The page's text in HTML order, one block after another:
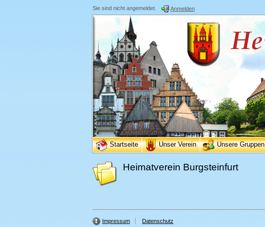
Sie sind nicht angemeldet. Anmelden
Startseite Unser Verein Unsere Gruppen
Heimatverein Burgsteinfurt
Impressum Datenschutz